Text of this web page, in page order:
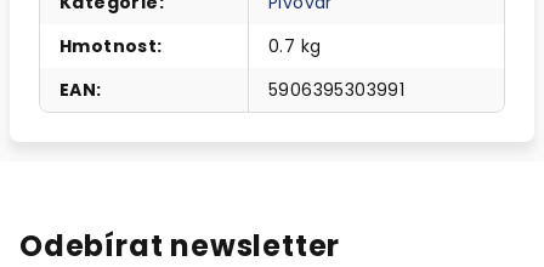
Hmotnost:
0.7 kg
EAN: 5906395303991
Odebírat newsletter